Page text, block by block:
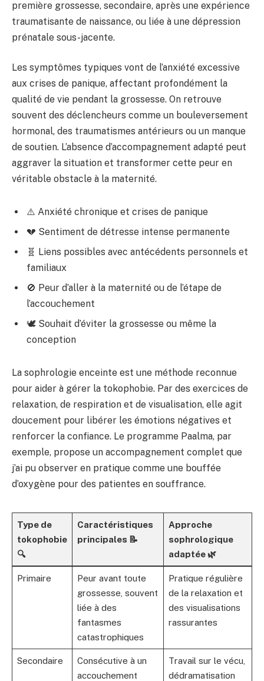
première grossesse, secondaire, après une expérience
traumatisante de naissance, ou liée à une dépression
prénatale sous-jacente.
Les symptômes typiques vont de l’anxiété excessive
aux crises de panique, affectant profondément la
qualité de vie pendant la grossesse. On retrouve
souvent des déclencheurs comme un bouleversement
hormonal, des traumatismes antérieurs ou un manque
de soutien. L’absence d’accompagnement adapté peut
aggraver la situation et transformer cette peur en
véritable obstacle à la maternité.
⚠️ Anxiété chronique et crises de panique
💔 Sentiment de détresse intense permanente
🧬 Liens possibles avec antécédents personnels et
familiaux
🚫 Peur d’aller à la maternité ou de l’étape de
l’accouchement
🕊 Souhait d’éviter la grossesse ou même la
conception
La sophrologie enceinte est une méthode reconnue
pour aider à gérer la tokophobie. Par des exercices de
relaxation, de respiration et de visualisation, elle agit
doucement pour libérer les émotions négatives et
renforcer la confiance. Le programme Paalma, par
exemple, propose un accompagnement complet que
j’ai pu observer en pratique comme une bouffée
d’oxygène pour des patientes en souffrance.
Type de
tokophobie
🔍
Caractéristiques
principales 📝
Approche
sophrologique
adaptée 🌿
Primaire
Peur avant toute
grossesse, souvent
liée à des
fantasmes
catastrophiques
Pratique régulière
de la relaxation et
des visualisations
rassurantes
Secondaire
Consécutive à un
accouchement
Travail sur le vécu,
dédramatisation